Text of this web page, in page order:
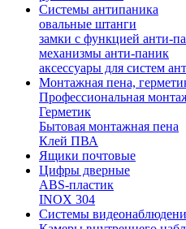
Системы антипаника
овальные штанги
замки с функцией анти-
механизмы анти-паник
аксессуары для систем
Монтажная пена,
Профессиональная
Герметик
Бытовая монтажная пена
Клей ПВА
Ящики почтовые
Цифры дверные
ABS-пластик
INOX 304
Системы